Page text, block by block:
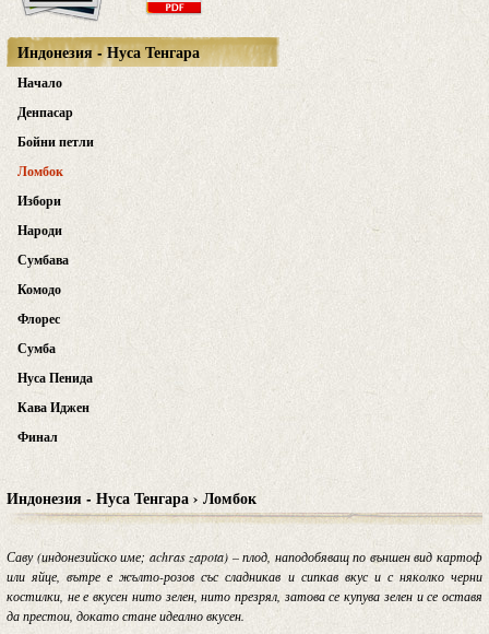
Индонезия - Нуса Тенгара
Начало
Денпасар
Бойни петли
Ломбок
Избори
Народи
Сумбава
Комодо
Флорес
Сумба
Нуса Пенида
Кава Иджен
Финал
Индонезия - Нуса Тенгара › Ломбок
Саву (индонезийско име; achras zapota) – плод, наподобяващ по външен вид картоф
или яйце, вътре е жълто-розов със сладникав и сипкав вкус и с няколко черни
костилки, не е вкусен нито зелен, нито презрял, затова се купува зелен и се оставя
да престои, докато стане идеално вкусен.